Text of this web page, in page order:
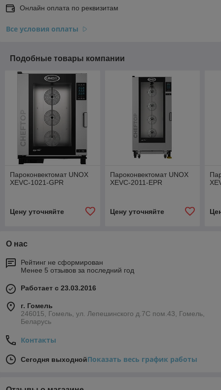
Онлайн оплата по реквизитам
Все условия оплаты
Подобные товары компании
Пароконвектомат UNOX
XEVC-1021-GPR
Цену уточняйте
Пароконвектомат UNOX
XEVC-2011-EPR
Цену уточняйте
О нас
Рейтинг не сформирован
Менее 5 отзывов за последний год
Работает с 23.03.2016
г. Гомель
246015, Гомель, ул. Лепешинского д.7С пом.43, Гомель,
Беларусь
Контакты
Сегодня выходнойПоказать весь график работы